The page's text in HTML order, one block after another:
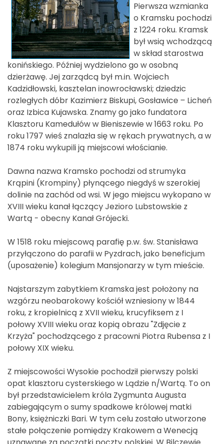
Pierwsza wzmianka
o Kramsku pochodzi
z 1224 roku. Kramsk
był wsią wchodzącą
w skład starostwa
konińskiego. Później wydzielono go w osobną
dzierżawę. Jej zarządcą był m.in. Wojciech
Kadzidłowski, kasztelan inowrocławski; dziedzic
rozległych dóbr Kazimierz Biskupi, Gosławice – Licheń
oraz Izbica Kujawska. Znamy go jako fundatora
Klasztoru Kamedułów w Bieniszewie w 1663 roku. Po
roku 1797 wieś znalazła się w rękach prywatnych, a w
1874 roku wykupili ją miejscowi włościanie.
Dawna nazwa Kramsko pochodzi od strumyka
Krąpini (Krompiny) płynącego niegdyś w szerokiej
dolinie na zachód od wsi. W jego miejscu wykopano w
XVIII wieku kanał łączący Jezioro Lubstowskie z
Wartą - obecny Kanał Grójecki.
W 1518 roku miejscową parafię p.w. św. Stanisława
przyłączono do parafii w Pyzdrach, jako beneficjum
(uposażenie) kolegium Mansjonarzy w tym mieście.
Najstarszym zabytkiem Kramska jest położony na
wzgórzu neobarokowy kościół wzniesiony w 1844
roku, z kropielnicą z XVII wieku, krucyfiksem z I
połowy XVIII wieku oraz kopią obrazu "Zdjęcie z
Krzyża" pochodzącego z pracowni Piotra Rubensa z I
połowy XIX wieku.
Z miejscowości Wysokie pochodził pierwszy polski
opat klasztoru cysterskiego w Lądzie n/Wartą. To on
był przedstawicielem króla Zygmunta Augusta
zabiegającym o sumy spadkowe królowej matki
Bony, księżniczki Bari. W tym celu zostało utworzone
stałe połączenie pomiędzy Krakowem a Wenecją